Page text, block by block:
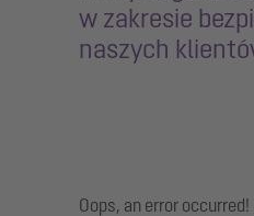
w zakresie
naszych
Oops, an error